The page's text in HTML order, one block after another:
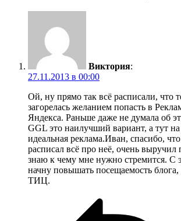
Виктория:
27.11.2013 в 00:00
Ой, ну прямо так всё расписали, что
загорелась желанием попасть в
Яндекса. Раньше даже не думала об
GGL это наилучший вариант, а тут
идеальная реклама.Иван, спасибо,
расписал всё про неё, очень выручил
знаю к чему мне нужно стремится. С
начну повышать посещаемость
ТИЦ.